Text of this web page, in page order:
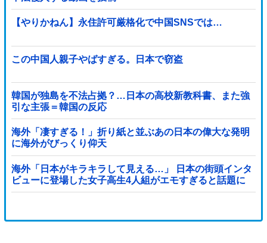
【やりかねん】永住許可厳格化で中国SNSでは…
この中国人親子やばすぎる。日本で窃盗
韓国が独島を不法占拠？…日本の高校新教科書、また強
引な主張＝韓国の反応
海外「凄すぎる！」折り紙と並ぶあの日本の偉大な発明
に海外がびっくり仰天
海外「日本がキラキラして見える…」 日本の街頭インタ
ビューに登場した女子高生4人組がエモすぎると話題に